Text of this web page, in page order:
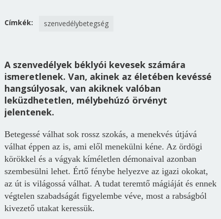
Címkék: szenvedélybetegség
A szenvedélyek béklyói kevesek számára
ismeretlenek. Van, akinek az életében kevéssé
hangsúlyosak, van akiknek valóban
leküzdhetetlen, mélybehúzó örvényt
jelentenek.
Betegessé válhat sok rossz szokás, a menekvés útjává
válhat éppen az is, ami elől menekülni kéne. Az ördögi
körökkel és a vágyak kíméletlen démonaival azonban
szembesülni lehet. Értő fénybe helyezve az igazi okokat,
az út is világossá válhat. A tudat teremtő mágiáját és ennek
végtelen szabadságát figyelembe véve, most a rabságból
kivezető utakat keressük.